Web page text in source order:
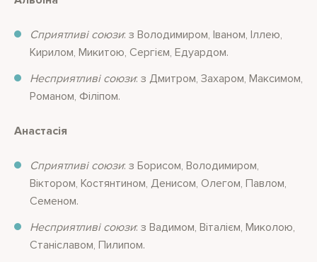
Сприятливі союзи: з Володимиром, Іваном, Іллею,
Кирилом, Микитою, Сергієм, Едуардом.
Несприятливі союзи: з Дмитром, Захаром, Максимом,
Романом, Філіпом.
Анастасія
Сприятливі союзи: з Борисом, Володимиром,
Віктором, Костянтином, Денисом, Олегом, Павлом,
Семеном.
Несприятливі союзи: з Вадимом, Віталієм, Миколою,
Станіславом, Пилипом.